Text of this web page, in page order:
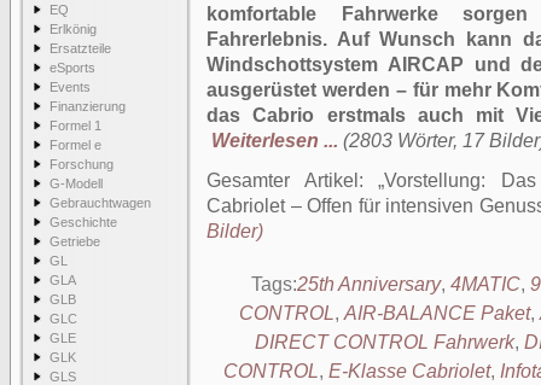
EQ
Erlkönig
Ersatzteile
eSports
Events
Finanzierung
Formel 1
Formel e
Forschung
G-Modell
Gebrauchtwagen
Geschichte
Getriebe
GL
GLA
GLB
GLC
GLE
GLK
GLS
komfortable Fahrwerke
Fahrerlebnis. Auf Wunsch kann
Windschottsystem AIRCAP und
ausgerüstet werden – für mehr
das Cabrio erstmals auch mit
Weiterlesen ... (2803 Wörter, 17
Gesamter Artikel: Vorstellung:
Cabriolet – Offen für intensiven
Bilder)
Tags:25th Anniversary, 4MATIC,
CONTROL, AIR-BALANCE Paket,
DIRECT CONTROL Fahrwerk,
CONTROL, E-Klasse Cabriolet,